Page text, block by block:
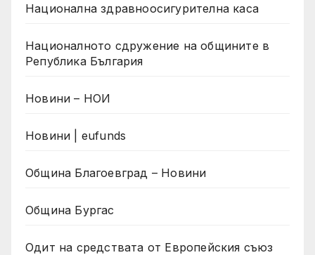
Национална здравноосигурителна каса
Националното сдружение на общините в
Република България
Новини – НОИ
Новини | eufunds
Община Благоевград – Новини
Община Бургас
Одит на средствата от Европейския съюз